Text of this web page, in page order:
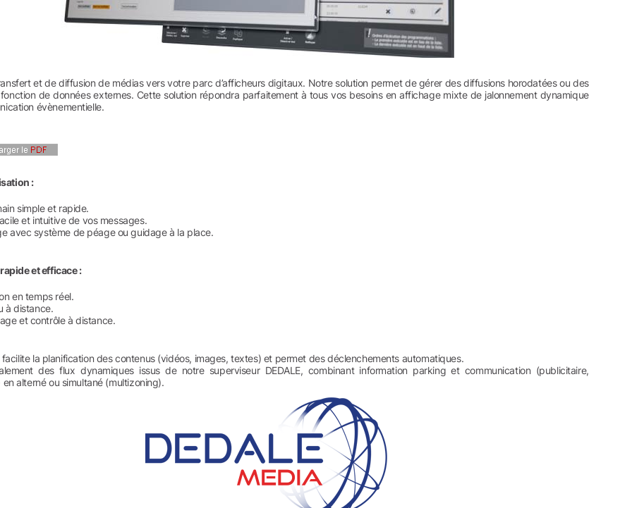
et de diffusion de médias vers votre parc d’afficheurs digitaux. Notre solution permet de gérer des diffusions horodatées ou des
de données externes. Cette solution répondra parfaitement à tous vos besoins en affichage mixte de jalonnement dynamique
évènementielle.
:
simple et rapide.
et intuitive de vos messages.
avec système de péage ou guidage à la place.
et efficace :
en temps réel.
à distance.
et contrôle à distance.
la planification des contenus (vidéos, images, textes) et permet des déclenchements automatiques.
des flux dynamiques issus de notre superviseur DEDALE, combinant information parking et communication (publicitaire,
alterné ou simultané (multizoning).